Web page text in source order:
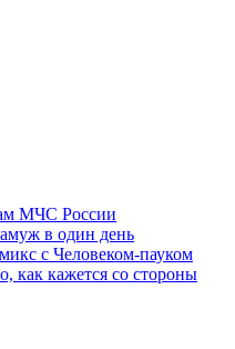
МЧС России
в один день
с Человеком-пауком
как кажется со стороны